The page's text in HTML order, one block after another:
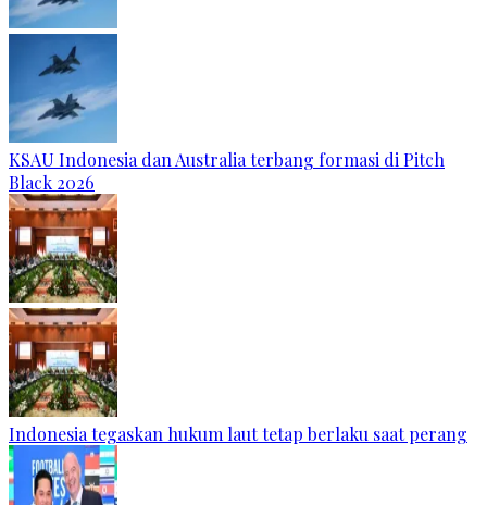
KSAU Indonesia dan Australia terbang formasi di Pitch
Black 2026
Indonesia tegaskan hukum laut tetap berlaku saat perang